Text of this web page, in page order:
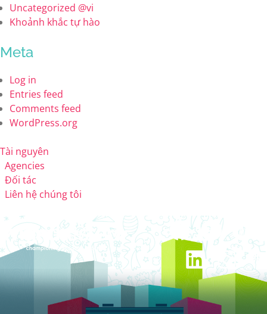
Uncategorized @vi
Khoảnh khắc tự hào
Meta
Log in
Entries feed
Comments feed
WordPress.org
Tài nguyên
Agencies
Đối tác
Liên hệ chúng tôi